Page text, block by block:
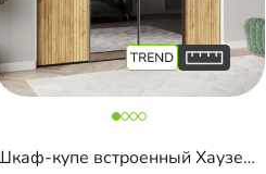
Шкаф-купе встроенный Хаузен-4-4